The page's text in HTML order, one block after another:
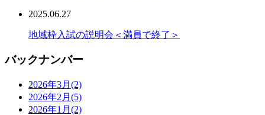
2025.06.27
地域枠入試の説明会＜満員で終了＞
バックナンバー
2026年3月 (2)
2026年2月 (5)
2026年1月 (2)